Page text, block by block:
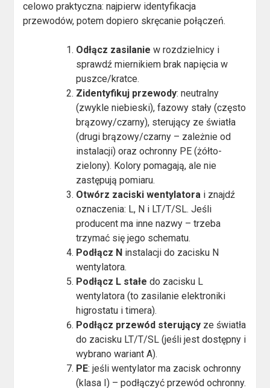
celowo praktyczna: najpierw identyfikacja
przewodów, potem dopiero skręcanie połączeń.
Odłącz zasilanie w rozdzielnicy i
sprawdź miernikiem brak napięcia w
puszce/kratce.
Zidentyfikuj przewody: neutralny
(zwykle niebieski), fazowy stały (często
brązowy/czarny), sterujący ze światła
(drugi brązowy/czarny – zależnie od
instalacji) oraz ochronny PE (żółto-
zielony). Kolory pomagają, ale nie
zastępują pomiaru.
Otwórz zaciski wentylatora i znajdź
oznaczenia: L, N i LT/T/SL. Jeśli
producent ma inne nazwy – trzeba
trzymać się jego schematu.
Podłącz N instalacji do zacisku N
wentylatora.
Podłącz L stałe do zacisku L
wentylatora (to zasilanie elektroniki
higrostatu i timera).
Podłącz przewód sterujący ze światła
do zacisku LT/T/SL (jeśli jest dostępny i
wybrano wariant A).
PE: jeśli wentylator ma zacisk ochronny
(klasa I) – podłączyć przewód ochronny.